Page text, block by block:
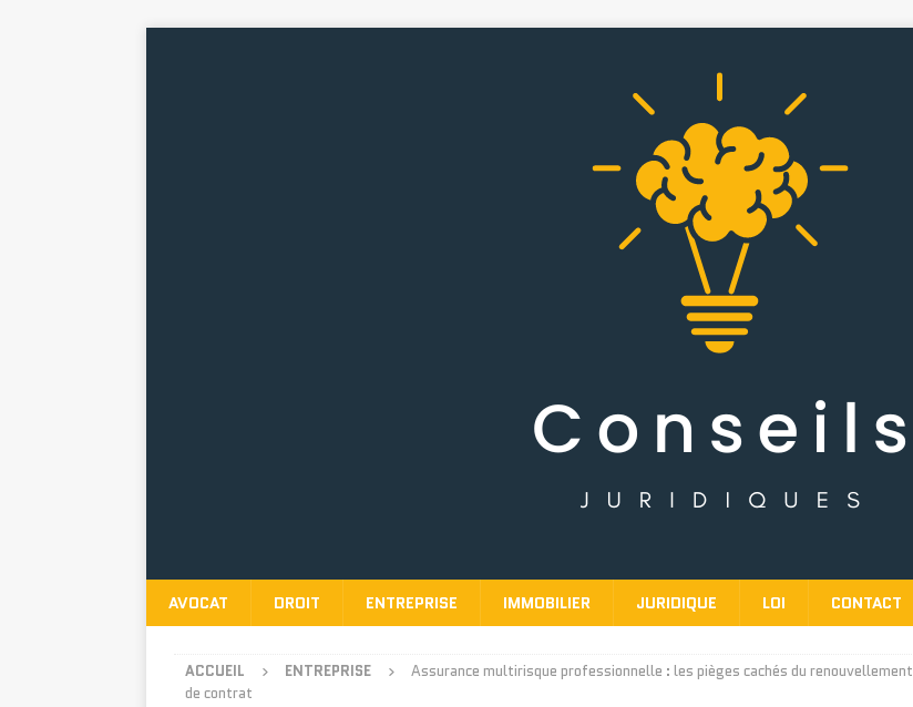
AVOCAT DROIT ENTREPRISE IMMOBILIER JURIDIQUE LOI CONTACT
ACCUEIL ENTREPRISE
Assurance multirisque professionnelle : les pièges cachés du renouvellement
de contrat